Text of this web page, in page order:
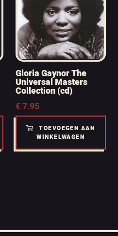
Gloria Gaynor The
Universal Masters
Collection (cd)
€7.95
TOEVOEGEN AAN
WINKELWAGEN